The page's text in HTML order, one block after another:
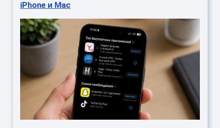
iPhone и Mac